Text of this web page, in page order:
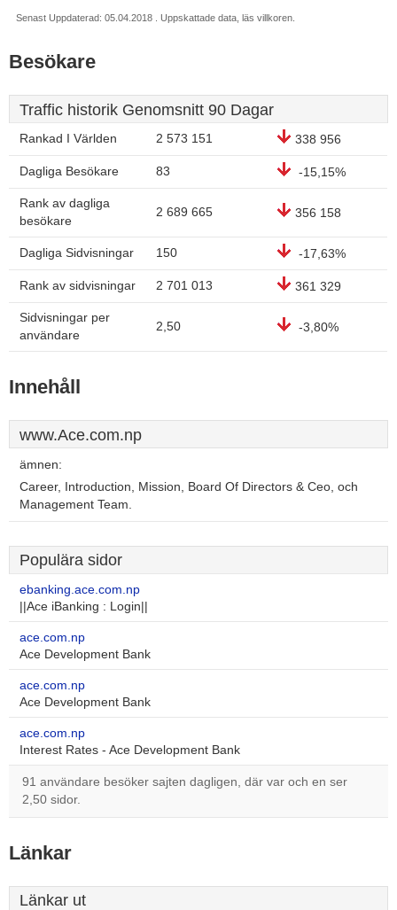
Senast Uppdaterad: 05.04.2018 . Uppskattade data, läs villkoren.
Besökare
Traffic historik Genomsnitt 90 Dagar
Rankad I Världen 2 573 151 338 956
Dagliga Besökare 83 -15,15%
Rank av dagliga
besökare
2 689 665 356 158
Dagliga Sidvisningar 150 -17,63%
Rank av sidvisningar 2 701 013 361 329
Sidvisningar per
användare
2,50 -3,80%
Innehåll
www.Ace.com.np
ämnen:
Career, Introduction, Mission, Board Of Directors & Ceo, och
Management Team.
Populära sidor
ebanking.ace.com.np
||Ace iBanking : Login||
ace.com.np
Ace Development Bank
ace.com.np
Ace Development Bank
ace.com.np
Interest Rates - Ace Development Bank
91 användare besöker sajten dagligen, där var och en ser
2,50 sidor.
Länkar
Länkar ut